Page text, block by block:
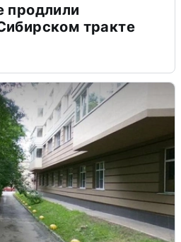
продлили
тракте